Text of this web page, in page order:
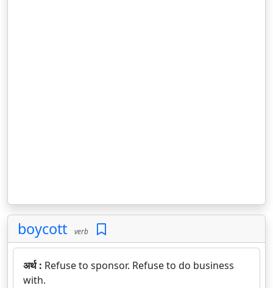
boycott verb
अर्थ : Refuse to sponsor. Refuse to do business
with.